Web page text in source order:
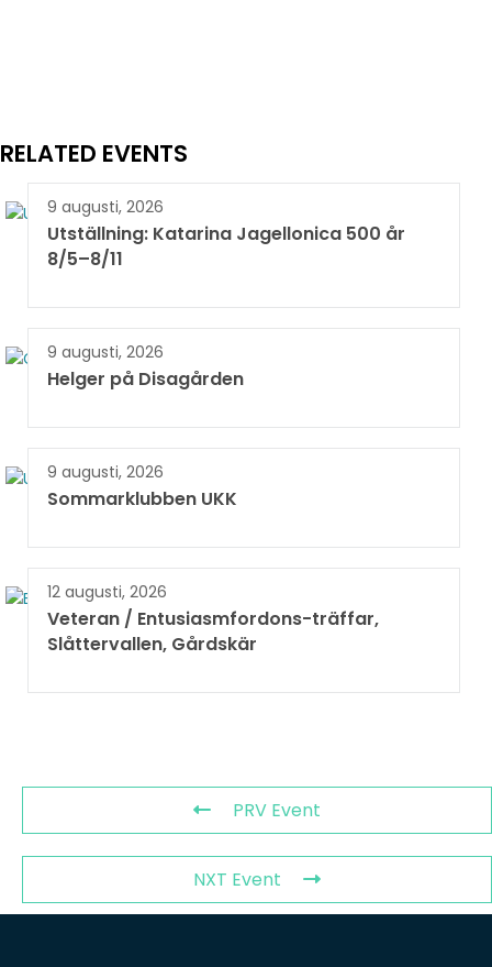
RELATED EVENTS
9 augusti, 2026
Utställning: Katarina Jagellonica 500 år
8/5–8/11
9 augusti, 2026
Helger på Disagården
9 augusti, 2026
Sommarklubben UKK
12 augusti, 2026
Veteran / Entusiasmfordons-träffar,
Slåttervallen, Gårdskär
PRV Event
NXT Event